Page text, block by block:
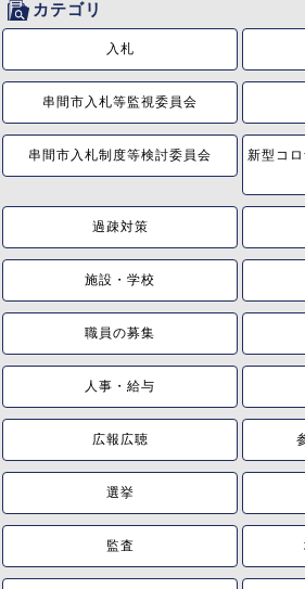
カテゴリ
入札
串間市入札等監視委員会
串間市入札制度等検討委員会
新型コ
過疎対策
施設・学校
職員の募集
人事・給与
広報広聴
選挙
監査